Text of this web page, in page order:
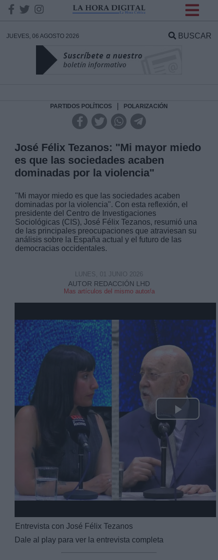
JUEVES, 06 AGOSTO 2026 BUSCAR
PARTIDOS POLÍTICOS POLARIZACIÓN
José Félix Tezanos: "Mi mayor miedo
es que las sociedades acaben
dominadas por la violencia"
"Mi mayor miedo es que las sociedades acaben
dominadas por la violencia". Con esta reflexión, el
presidente del Centro de Investigaciones
Sociológicas (CIS), José Félix Tezanos, resumió una
de las principales preocupaciones que atraviesan su
análisis sobre la España actual y el futuro de las
democracias occidentales.
AUTOR REDACCIÓN LHD
Mas artículos del mismo autor/a
LUNES, 01 JUNIO 2026
Play
Video
Entrevista con José Félix Tezanos
Dale al play para ver la entrevista completa
DATOS
Responsable:
Legitimación:
Destinatarios:
Información adicional
link